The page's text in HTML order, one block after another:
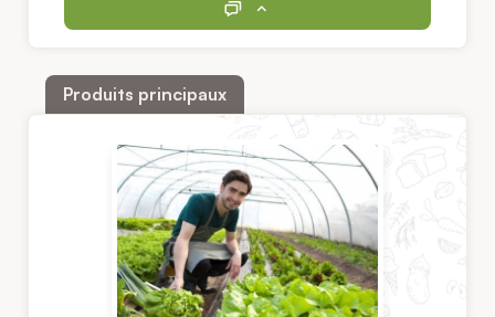
Produits principaux